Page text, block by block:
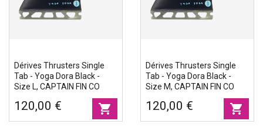
Dérives Thrusters Single
Tab - Yoga Dora Black -
Size L, CAPTAIN FIN CO
120,00 € shopping_cart
Dérives Thrusters Single
Tab - Yoga Dora Black -
Size M, CAPTAIN FIN CO
120,00 € shopping_cart